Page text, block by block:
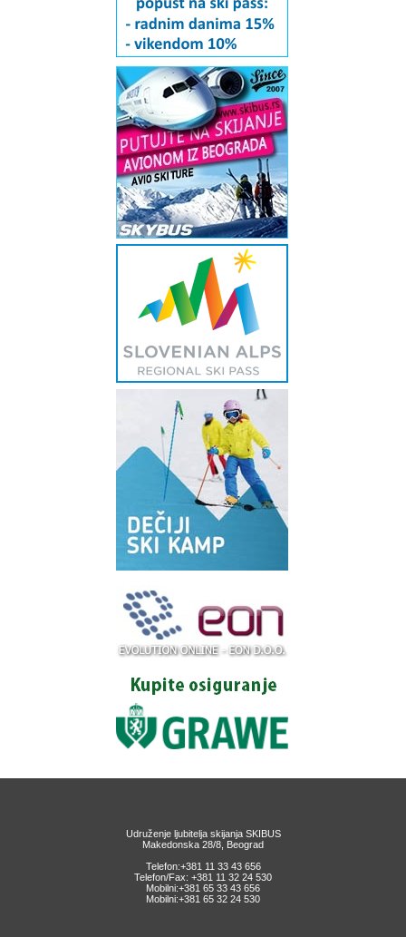
Udruženje ljubitelja skijanja SKIBUS
Makedonska 28/8, Beograd
Telefon:+381 11 33 43 656
Telefon/Fax: +381 11 32 24 530
Mobilni:+381 65 33 43 656
Mobilni:+381 65 32 24 530